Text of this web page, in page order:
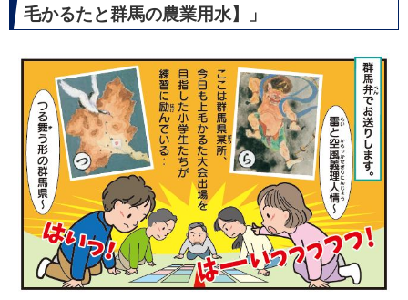
毛かるたと群馬の農業用水】」